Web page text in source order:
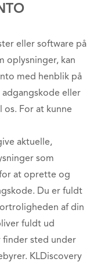
eller software på
oplysninger, kan
med henblik på
eller
For at kunne
aktuelle,
som
at oprette og
Du er fuldt
af din
fuldt ud
finder sted under
KLDiscovery